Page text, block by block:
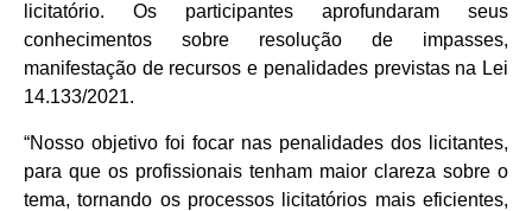
licitatório. Os participantes aprofundaram seus
conhecimentos sobre resolução de impasses,
manifestação de recursos e penalidades previstas na Lei
14.133/2021.
“Nosso objetivo foi focar nas penalidades dos licitantes,
para que os profissionais tenham maior clareza sobre o
tema, tornando os processos licitatórios mais eficientes,